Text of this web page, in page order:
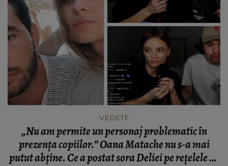
VEDETE
„Nu am permite un personaj problematic în
prezența copiilor.” Oana Matache nu s-a mai
putut abține. Ce a postat sora Deliei pe rețelele de